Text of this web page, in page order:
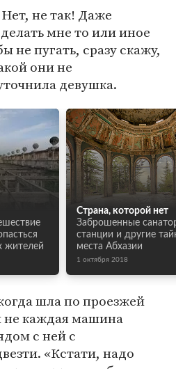
не так! Даже
мне то или иное
не пугать, сразу скажу,
они не
девушка.
жителей
Страна, которой нет
Заброшенные
станции и другие
места Абхазии
1 октября 2018
шла по проезжей
не каждая машина
с ней с
«Кстати, надо